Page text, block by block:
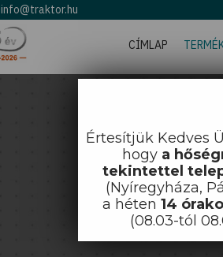
info@traktor.hu
CÍMLAP
Címlap
Értesítjük Kedves
hogy a
tekintettel
(Nyíregyháza,
a héten 14
(08.03-tól